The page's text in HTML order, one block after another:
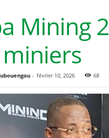
Mining
- février 10, 2026 68